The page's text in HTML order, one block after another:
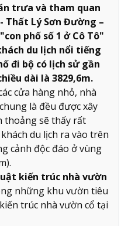
trưa và tham quan
Thất Lý Sơn Đường –
phố số 1 ở Cô Tô"
du lịch nổi tiếng
đi bộ có lịch sử gần
dài là 3829,6m.
cửa hàng nhỏ, nhà
là đều được xây
thoảng sẽ thấy rất
du lịch ra vào trên
cảnh độc đáo ở vùng
kiến trúc nhà vườn
những khu vườn tiêu
trúc nhà vườn cổ tại